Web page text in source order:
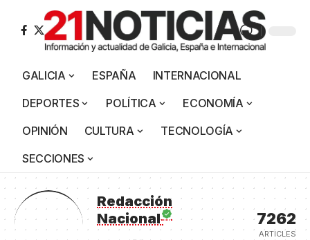
GALICIA ESPAÑA
INTERNACIONAL
DEPORTES
POLÍTICA
ECONOMÍA
OPINIÓN
CULTURA
TECNOLOGÍA
SECCIONES
Redacción
Nacional
7262
ARTICLES